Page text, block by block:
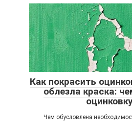
Как покрасить
облезла краска:
Чем обусловлена